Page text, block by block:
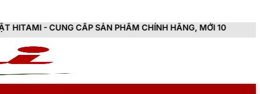
CẤP SẢN PHẨM CHÍNH HÃNG, MỚI 100%, ĐẦY ĐỦ CHỨNG